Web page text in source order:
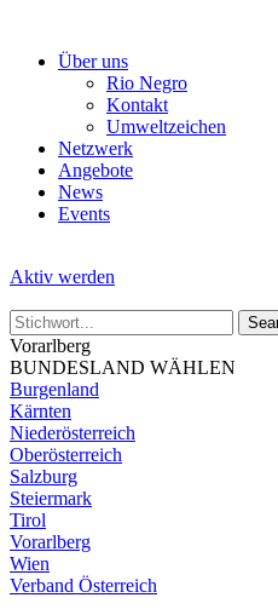
Über uns
Rio Negro
Kontakt
Umweltzeichen
Netzwerk
Angebote
News
Events
Aktiv werden
Vorarlberg
BUNDESLAND WÄHLEN
Burgenland
Kärnten
Niederösterreich
Oberösterreich
Salzburg
Steiermark
Tirol
Vorarlberg
Wien
Verband Österreich